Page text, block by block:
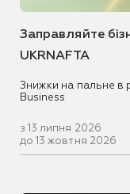
Заправляйте
UKRNAFTA
Знижки на пальне в
Business
з 13 липня 2026
до 13 жовтня 2026